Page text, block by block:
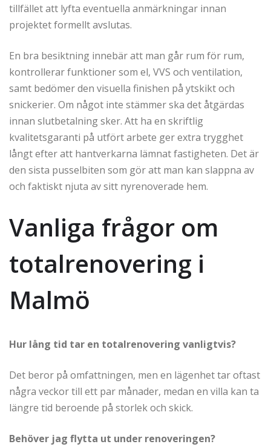
tillfället att lyfta eventuella anmärkningar innan
projektet formellt avslutas.
En bra besiktning innebär att man går rum för rum,
kontrollerar funktioner som el, VVS och ventilation,
samt bedömer den visuella finishen på ytskikt och
snickerier. Om något inte stämmer ska det åtgärdas
innan slutbetalning sker. Att ha en skriftlig
kvalitetsgaranti på utfört arbete ger extra trygghet
långt efter att hantverkarna lämnat fastigheten. Det är
den sista pusselbiten som gör att man kan slappna av
och faktiskt njuta av sitt nyrenoverade hem.
Vanliga frågor om
totalrenovering i
Malmö
Hur lång tid tar en totalrenovering vanligtvis?
Det beror på omfattningen, men en lägenhet tar oftast
några veckor till ett par månader, medan en villa kan ta
längre tid beroende på storlek och skick.
Behöver jag flytta ut under renoveringen?